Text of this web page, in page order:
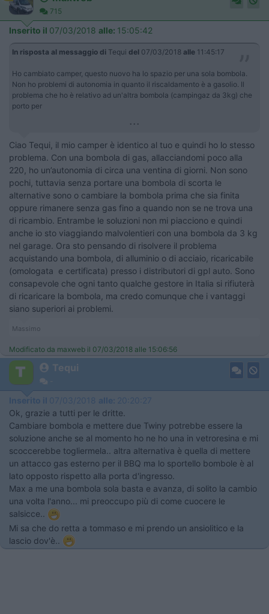
715
Inserito il 07/03/2018 alle: 15:05:42
In risposta al messaggio di Tequi del 07/03/2018 alle 11:45:17
Ho cambiato camper, questo nuovo ha lo spazio per una sola bombola.
Non ho problemi di autonomia in quanto il riscaldamento è a gasolio. Il
problema che ho è relativo ad un'altra bombola (campingaz da 3kg) che
porto per
...
Ciao Tequi, il mio camper è identico al tuo e quindi ho lo stesso
problema. Con una bombola di gas, allacciandomi poco alla
220, ho un’autonomia di circa una ventina di giorni. Non sono
pochi, tuttavia senza portare una bombola di scorta le
alternative sono o cambiare la bombola prima che sia finita
oppure rimanere senza gas fino a quando non se ne trova una
di ricambio. Entrambe le soluzioni non mi piacciono e quindi
anche io sto viaggiando malvolentieri con una bombola da 3 kg
nel garage. Ora sto pensando di risolvere il problema
acquistando una bombola, di alluminio o di acciaio, ricaricabile
(omologata e certificata) presso i distributori di gpl auto. Sono
consapevole che ogni tanto qualche gestore in Italia si rifiuterà
di ricaricare la bombola, ma credo comunque che i vantaggi
siano superiori ai problemi.
Massimo
Modificato da maxweb il 07/03/2018 alle 15:06:56
Tequi
Inserito il 07/03/2018 alle: 20:20:27
Ok, grazie a tutti per le dritte.
Cambiare bombola e mettere due Twiny potrebbe essere la
soluzione anche se al momento ho ne ho una in vetroresina e mi
scoccerebbe togliermela.. altra alternativa è quella di mettere
un attacco gas esterno per il BBQ ma lo sportello bombole è al
lato opposto rispetto alla porta d'ingresso.
Max a me una bombola sola basta e avanza, di solito la cambio
una volta l'anno... mi preoccupo più di come cuocere le
salsicce..
Mi sa che do retta a tommaso e mi prendo un ansiolitico e la
lascio dov'è..